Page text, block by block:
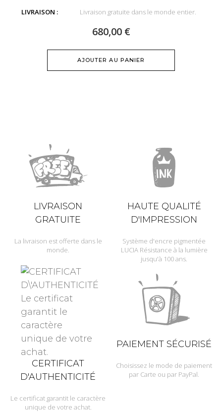
LIVRAISON :
Livraison gratuite dans le monde entier.
680,00 €
AJOUTER AU PANIER
LIVRAISON
GRATUITE
La livraison est offerte dans le
monde.
HAUTE QUALITÉ
D'IMPRESSION
Système d'encre pigmentée
LUCIA Résistance à la lumière
jusqu'à 100 ans.
CERTIFICAT
D'AUTHENTICITÉ
Le certificat garantit le caractère
unique de votre achat.
PAIEMENT SÉCURISÉ
Choisissez le mode de paiement
par Carte ou par PayPal.